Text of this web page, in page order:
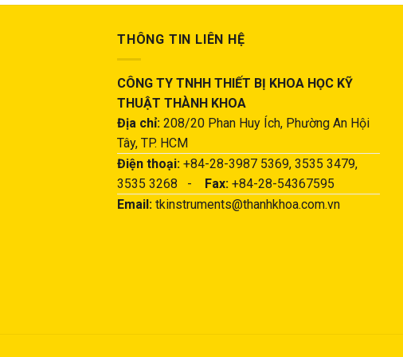
THÔNG TIN LIÊN HỆ
CÔNG TY TNHH THIẾT BỊ KHOA HỌC KỸ
THUẬT THÀNH KHOA
Địa chỉ: 208/20 Phan Huy Ích, Phường An Hội
Tây, TP. HCM
Điện thoại: +84-28-3987 5369, 3535 3479,
3535 3268 - Fax: +84-28-54367595
Email: tkinstruments@thanhkhoa.com.vn